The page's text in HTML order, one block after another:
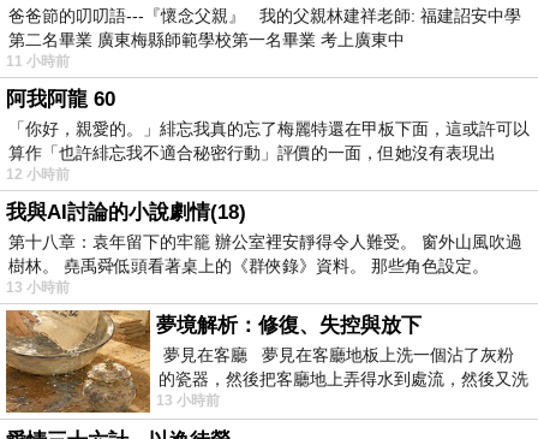
爸爸節的叨叨語---『懷念父親』 我的父親林建祥老師: 福建詔安中學
第二名畢業 廣東梅縣師範學校第一名畢業 考上廣東中
11 小時前
阿我阿龍 60
「你好，親愛的。」緋忘我真的忘了梅麗特還在甲板下面，這或許可以
算作「也許緋忘我不適合秘密行動」評價的一面，但她沒有表現出
12 小時前
我與AI討論的小說劇情(18)
第十八章：袁年留下的牢籠 辦公室裡安靜得令人難受。 窗外山風吹過
樹林。 堯禹舜低頭看著桌上的《群俠錄》資料。 那些角色設定。
13 小時前
夢境解析：修復、失控與放下
夢見在客廳 夢見在客廳地板上洗一個沾了灰粉
的瓷器，然後把客廳地上弄得水到處流，然後又洗
一頂棒球潮帽，後來發現帽
13 小時前